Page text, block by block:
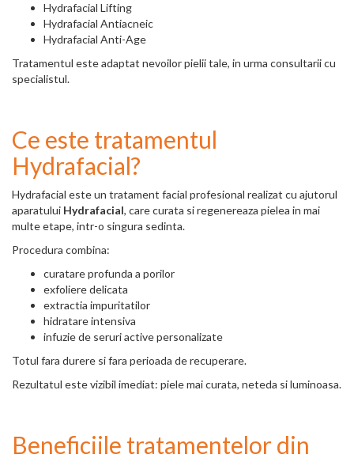
Hydrafacial Lifting
Hydrafacial Antiacneic
Hydrafacial Anti-Age
Tratamentul este adaptat nevoilor pielii tale, in urma consultarii cu
specialistul.
Ce este tratamentul
Hydrafacial?
Hydrafacial este un tratament facial profesional realizat cu ajutorul
aparatului Hydrafacial, care curata si regenereaza pielea in mai
multe etape, intr-o singura sedinta.
Procedura combina:
curatare profunda a porilor
exfoliere delicata
extractia impuritatilor
hidratare intensiva
infuzie de seruri active personalizate
Totul fara durere si fara perioada de recuperare.
Rezultatul este vizibil imediat: piele mai curata, neteda si luminoasa.
Beneficiile tratamentelor din